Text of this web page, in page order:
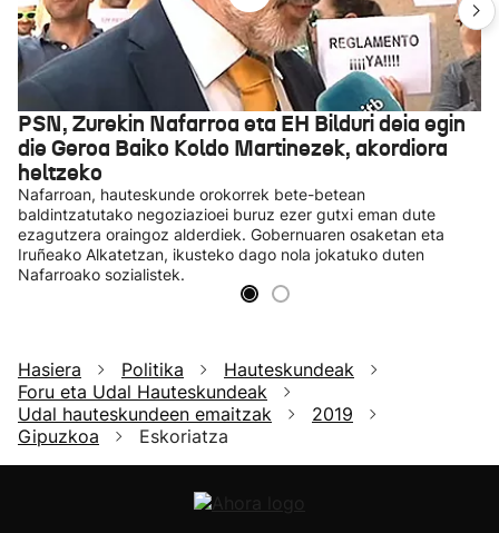
PSN, Zurekin Nafarroa eta EH Bilduri deia egin
die Geroa Baiko Koldo Martinezek, akordiora
heltzeko
Nafarroan, hauteskunde orokorrek bete-betean
baldintzatutako negoziazioei buruz ezer gutxi eman dute
ezagutzera oraingoz alderdiek. Gobernuaren osaketan eta
Iruñeako Alkatetzan, ikusteko dago nola jokatuko duten
Nafarroako sozialistek.
Hasiera Politika
Hauteskundeak
Foru eta Udal Hauteskundeak
Udal hauteskundeen emaitzak
2019
Gipuzkoa
Eskoriatza